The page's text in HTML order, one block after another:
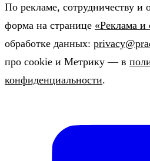
По рекламе, сотрудничеству
форма на странице «Реклама и
обработке данных:
про cookie и Метрику — в
конфиденциальности.